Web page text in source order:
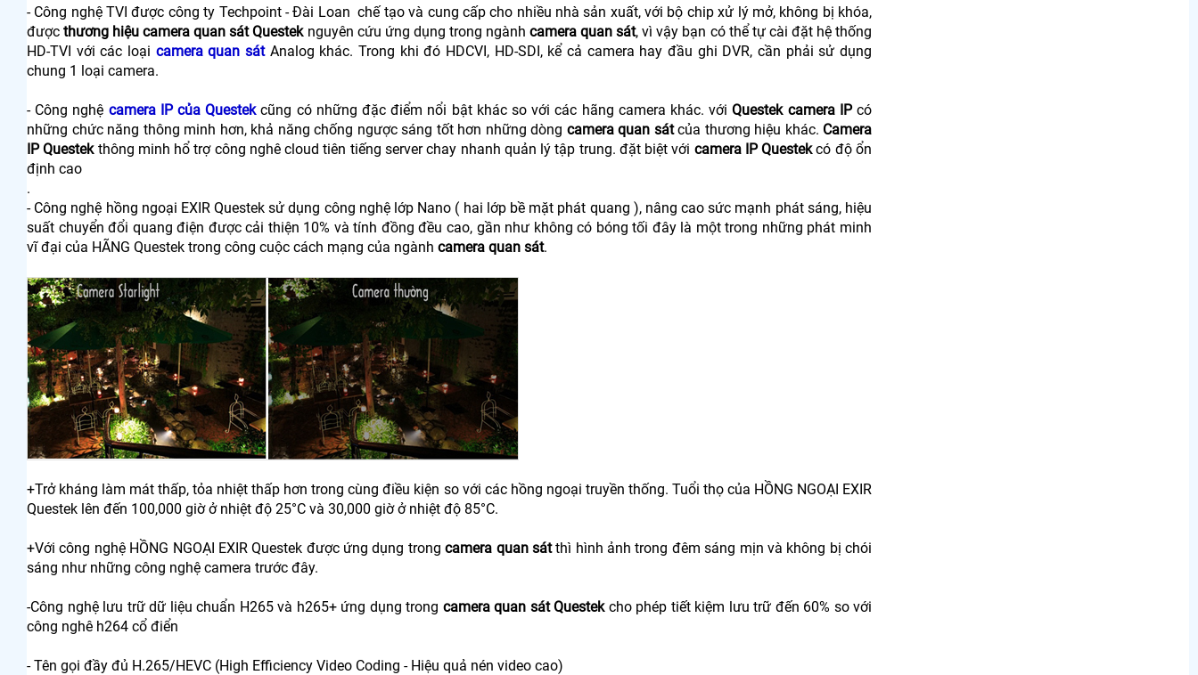
- Công nghệ TVI được công ty Techpoint - Đài Loan chế tạo và cung cấp cho nhiều nhà sản xuất, với bộ chip xử lý mở, không bị khóa,
đượcthương hiệu camera quan sát Questeknguyên cứu ứng dụng trong ngànhcamera quan sát, vì vậy bạn có thể tự cài đặt hệ thống
HD-TVI với các loại camera quan sátAnalog khác. Trong khi đó HDCVI, HD-SDI, kể cả camera hay đầu ghi DVR, cần phải sử dụng
chung 1 loại camera.
- Công nghệ camera IP của Questekcũng có những đặc điểm nổi bật khác so với các hãng camera khác. vớiQuestek camera IPcó
những chức năng thông minh hơn, khả năng chống ngược sáng tốt hơn những dòng camera quan sátcủa thương hiệu khác. Camera
IP Questekthông minh hổ trợ công nghê cloud tiên tiếng server chay nhanh quản lý tập trung. đặt biệt với camera IP Questekcó độ ổn
định cao
.
- Công nghệ hồng ngoại EXIR Questek sử dụng công nghệ lớp Nano ( hai lớp bề mặt phát quang ), nâng cao sức mạnh phát sáng, hiệu
suất chuyển đổi quang điện được cải thiện 10% và tính đồng đều cao, gần như không có bóng tối đây là một trong những phát minh
vĩ đại của HÃNG Questek trong công cuộc cách mạng của ngành camera quan sát.
+Trở kháng làm mát thấp, tỏa nhiệt thấp hơn trong cùng điều kiện so với các hồng ngoại truyền thống. Tuổi thọ của HỒNG NGOẠI EXIR
Questek lên đến 100,000 giờ ở nhiệt độ 25°C và 30,000 giờ ở nhiệt độ 85°C.
+Với công nghệ HỒNG NGOẠI EXIR Questek được ứng dụng trongcamera quan sátthì hình ảnh trong đêm sáng mịn và không bị chói
sáng như những công nghệ camera trước đây.
-Công nghệ lưu trữ dữ liệu chuẩn H265 và h265+ ứng dụng trong camera quan sát Questekcho phép tiết kiệm lưu trữ đến 60% so với
công nghê h264 cổ điển
- Tên gọi đầy đủ H.265/HEVC (High Efficiency Video Coding - Hiệu quả nén video cao)